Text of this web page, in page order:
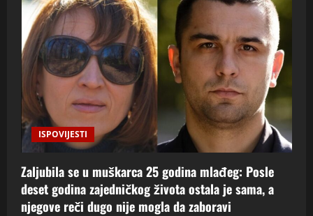
ISPOVIJESTI
Zaljubila se u muškarca 25 godina mlađeg: Posle
deset godina zajedničkog života ostala je sama, a
njegove reči dugo nije mogla da zaboravi